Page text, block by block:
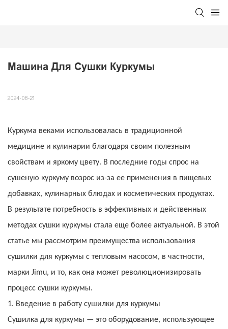
Машина Для Сушки Куркумы
2024-08-21
Куркума веками использовалась в традиционной
медицине и кулинарии благодаря своим полезным
свойствам и яркому цвету. В последние годы спрос на
сушеную куркуму возрос из-за ее применения в пищевых
добавках, кулинарных блюдах и косметических продуктах.
В результате потребность в эффективных и действенных
методах сушки куркумы стала еще более актуальной. В этой
статье мы рассмотрим преимущества использования
сушилки для куркумы с тепловым насосом, в частности,
марки Jimu, и то, как она может революционизировать
процесс сушки куркумы.
1. Введение в работу сушилки для куркумы
Сушилка для куркумы — это оборудование, использующее